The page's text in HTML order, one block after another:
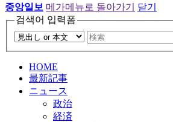
중앙일보 메가메뉴로 돌아가기
닫기
검색어 입력폼
HOME
最新記事
ニュース
政治
経済